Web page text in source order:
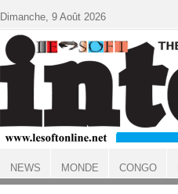
ACCUEIL
Dimanche, 9 Août 2026
NEWS MONDE CONGO